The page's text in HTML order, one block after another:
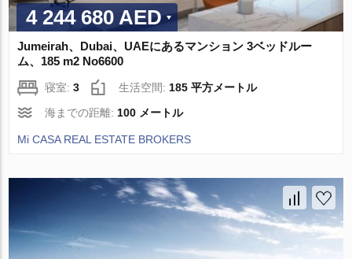
4 244 680 AED
Jumeirah、Dubai、UAEにあるマンション 3ベッドルー
ム、185 m2 No6600
寝室:3 生活空間: 185 平方メートル
海までの距離: 100 メートル
Mi CASA REAL ESTATE BROKERS